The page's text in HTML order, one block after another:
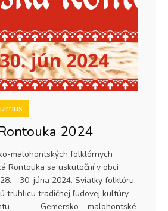
2024
malohontských folklórnych
Rontouka sa uskutoční v obci
- 30. júna 2024. Sviatky folklóru
truhlicu tradičnej ľudovej kultúry
Gemersko – malohontské